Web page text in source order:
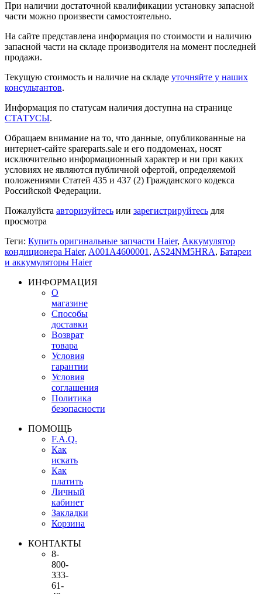
При наличии достаточной квалификации установку запасной
части можно произвести самостоятельно.
На сайте представлена информация по стоимости и наличию
запасной части на складе производителя на момент последней
продажи.
Текущую стоимость и наличие на складе уточняйте у наших
консультантов.
Информация по статусам наличия доступна на странице
СТАТУСЫ.
Обращаем внимание на то, что данные, опубликованные на
интернет-сайте spareparts.sale и его поддоменах, носят
исключительно информационный характер и ни при каких
условиях не являются публичной офертой, определяемой
положениями Статей 435 и 437 (2) Гражданского кодекса
Российской Федерации.
Пожалуйста авторизуйтесь или зарегистрируйтесь для
просмотра
Теги: Купить оригинальные запчасти Haier, Аккумулятор
кондиционера Haier, A001A4600001, AS24NM5HRA, Батареи
и аккумуляторы Haier
ИНФОРМАЦИЯ
О
магазине
Способы
доставки
Возврат
товара
Условия
гарантии
Условия
соглашения
Политика
безопасности
ПОМОЩЬ
F.A.Q.
Как
искать
Как
платить
Личный
кабинет
Закладки
Корзина
КОНТАКТЫ
8-
800-
333-
61-